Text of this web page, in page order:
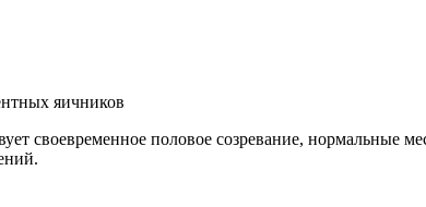
своевременное половое созревание, нормальные